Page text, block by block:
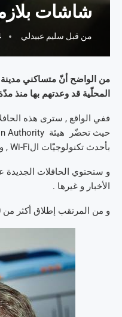
شاشات
من قبل سليم عبيدلي
من الواضح أنّ متساكني مدينة
المحلّية قد وعدتهم بها منذ
بأحدث تكنولوجيّات الWi-Fi , و ذلك في أجل أقصاه موفّى العام الحالي .
الأخبار و غيرها .
و من المرتقب إطلاق أكثر من 220 حافلة أخرى في غضون العامين القادمين .